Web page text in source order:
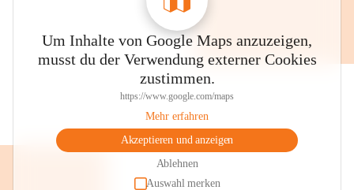
Um Inhalte von Google Maps anzuzeigen,
musst du der Verwendung externer Cookies
zustimmen.
https://www.google.com/maps
Mehr erfahren
Akzeptieren und anzeigen
Ablehnen
Auswahl merken